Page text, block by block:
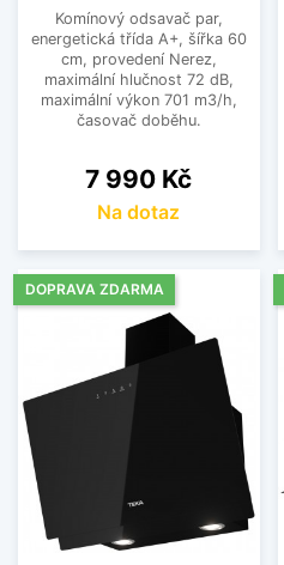
Komínový odsavač par,
energetická třída A+, šířka 60
cm, provedení Nerez,
maximální hlučnost 72 dB,
maximální výkon 701 m3/h,
časovač doběhu.
Cena
7 990 Kč
Na dotaz
DOPRAVA ZDARMA